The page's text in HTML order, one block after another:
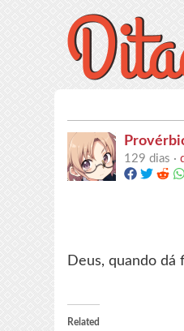
129 dias ·
Deus, quando dá
Related